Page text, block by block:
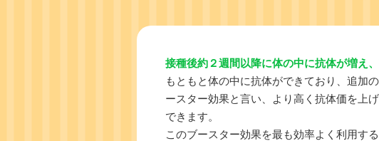
接種後約２週間以降に体の中に抗体が増え
もともと体の中に抗体ができており、追加
ースター効果と言い、より高く抗体価を上
できます。
このブースター効果を最も効率よく利用する